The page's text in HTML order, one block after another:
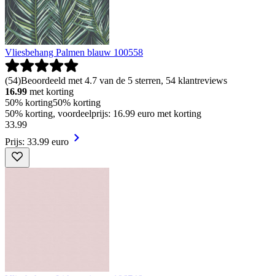
Vliesbehang Palmen blauw 100558
(54)Beoordeeld met 4.7 van de 5 sterren, 54 klantreviews
16.99 met korting
50% korting50% korting
50% korting, voordeelprijs: 16.99 euro met korting
33.99
Prijs: 33.99 euro